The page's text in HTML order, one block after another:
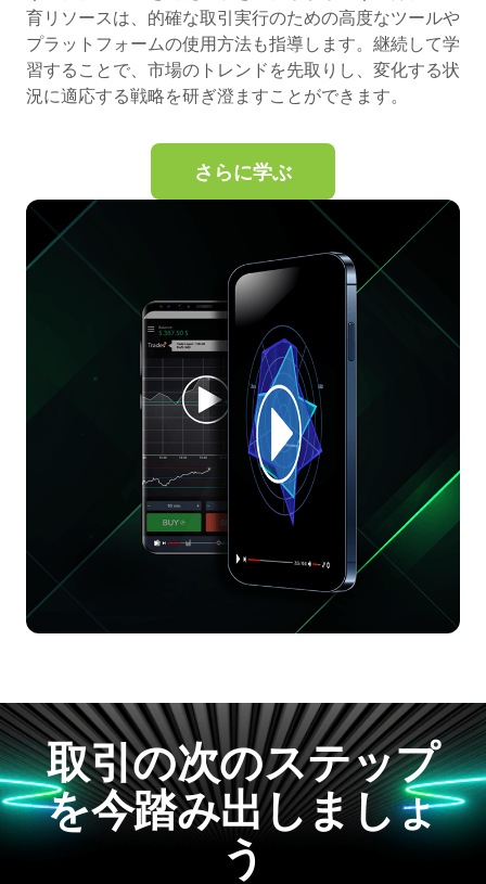
育リソースは、的確な取引実行のための高度なツールや
プラットフォームの使用方法も指導します。継続して学
習することで、市場のトレンドを先取りし、変化する状
況に適応する戦略を研ぎ澄ますことができます。
さらに学ぶ
取引の次のステップ
を今踏み出しましょ
う